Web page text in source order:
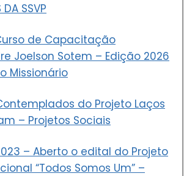
DA SSVP
de Capacitação
Joelson Sotem – Edição 2026
Missionário
do Projeto Laços
– Projetos Sociais
– Aberto o edital do Projeto
“Todos Somos Um” –